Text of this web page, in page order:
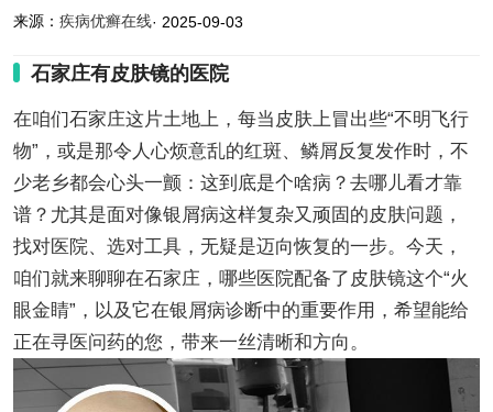
来源： 疾病优癣在线· 2025-09-03
石家庄有皮肤镜的医院
在咱们石家庄这片土地上，每当皮肤上冒出些“不明飞行
物”，或是那令人心烦意乱的红斑、鳞屑反复发作时，不
少老乡都会心头一颤：这到底是个啥病？去哪儿看才靠
谱？尤其是面对像银屑病这样复杂又顽固的皮肤问题，
找对医院、选对工具，无疑是迈向恢复的一步。今天，
咱们就来聊聊在石家庄，哪些医院配备了皮肤镜这个“火
眼金睛”，以及它在银屑病诊断中的重要作用，希望能给
正在寻医问药的您，带来一丝清晰和方向。